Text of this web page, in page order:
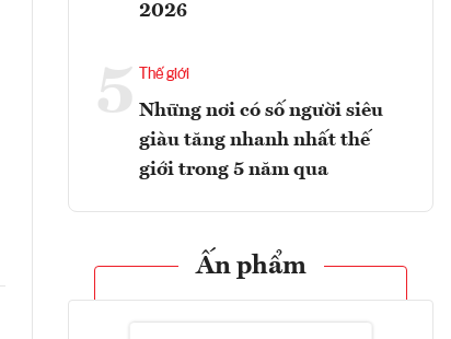
2026
5 Thế giới
Những nơi có số người siêu
giàu tăng nhanh nhất thế
giới trong 5 năm qua
Ấn phẩm